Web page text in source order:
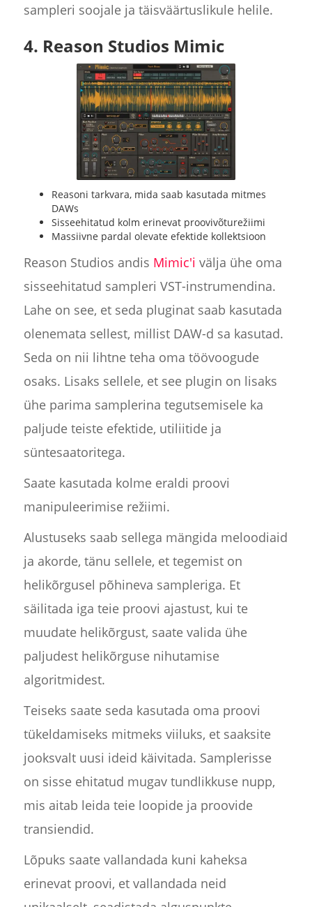
sampleri soojale ja täisväärtuslikule helile.
4. Reason Studios Mimic
Reasoni tarkvara, mida saab kasutada mitmes
DAWs
Sisseehitatud kolm erinevat proovivõturežiimi
Massiivne pardal olevate efektide kollektsioon
Reason Studios andis Mimic'i välja ühe oma
sisseehitatud sampleri VST-instrumendina.
Lahe on see, et seda pluginat saab kasutada
olenemata sellest, millist DAW-d sa kasutad.
Seda on nii lihtne teha oma töövoogude
osaks. Lisaks sellele, et see plugin on lisaks
ühe parima samplerina tegutsemisele ka
paljude teiste efektide, utiliitide ja
süntesaatoritega.
Saate kasutada kolme eraldi proovi
manipuleerimise režiimi.
Alustuseks saab sellega mängida meloodiaid
ja akorde, tänu sellele, et tegemist on
helikõrgusel põhineva sampleriga. Et
säilitada iga teie proovi ajastust, kui te
muudate helikõrgust, saate valida ühe
paljudest helikõrguse nihutamise
algoritmidest.
Teiseks saate seda kasutada oma proovi
tükeldamiseks mitmeks viiluks, et saaksite
jooksvalt uusi ideid käivitada. Samplerisse
on sisse ehitatud mugav tundlikkuse nupp,
mis aitab leida teie loopide ja proovide
transiendid.
Lõpuks saate vallandada kuni kaheksa
erinevat proovi, et vallandada neid